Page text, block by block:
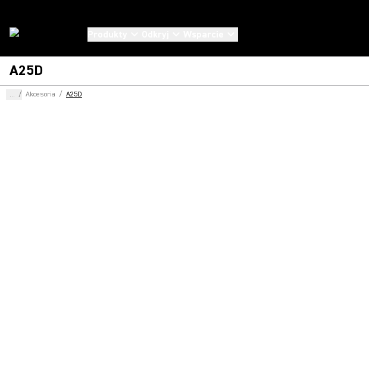
A25D
... / Akcesoria / A25D